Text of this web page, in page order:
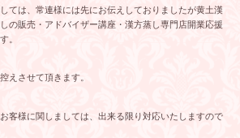
ては、常連様には先にお伝えしておりましたが黄土漢
の販売・アドバイザー講座・漢方蒸し専門店開業応援
。
えさせて頂きます。
客様に関しましては、出来る限り対応いたしますので